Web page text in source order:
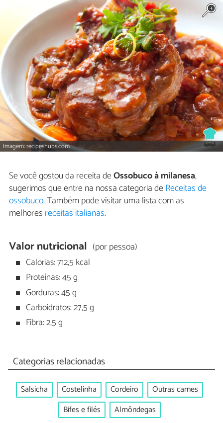
Imagem: recipeshubs.com
Se você gostou da receita deOssobuco à milanesa,
sugerimos que entre na nossa categoria deReceitas de
ossobuco. Também pode visitar uma lista com as
melhores receitas italianas.
Valor nutricional (por pessoa)
Calorias: 712,5 kcal
Proteínas: 45 g
Gorduras: 45 g
Carboidratos: 27,5 g
Fibra: 2,5 g
Categorias relacionadas
Salsicha Costelinha Cordeiro
Outras carnes
Bifes e filés
Almôndegas